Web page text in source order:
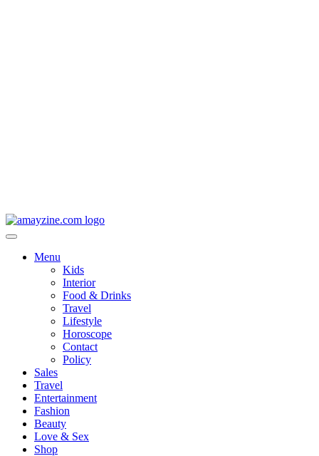
Menu
Kids
Interior
Food & Drinks
Travel
Lifestyle
Horoscope
Contact
Policy
Sales
Travel
Entertainment
Fashion
Beauty
Love & Sex
Shop